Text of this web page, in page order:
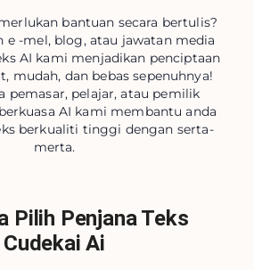
bantuan secara bertulis?
e -mel, blog, atau jawatan media
AI kami menjadikan penciptaan
mudah, dan bebas sepenuhnya!
pemasar, pelajar, atau pemilik
AI kami membantu anda
berkualiti tinggi dengan serta-
merta.
Pilih Penjana Teks
Cudekai Ai